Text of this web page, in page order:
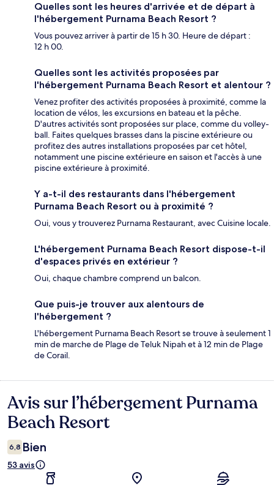
Quelles sont les heures d'arrivée et de départ à
l'hébergement Purnama Beach Resort ?
Vous pouvez arriver à partir de 15 h 30. Heure de départ :
12 h 00.
Quelles sont les activités proposées par
l'hébergement Purnama Beach Resort et alentour ?
Venez profiter des activités proposées à proximité, comme la
location de vélos, les excursions en bateau et la pêche.
D'autres activités sont proposées sur place, comme du volley-
ball. Faites quelques brasses dans la piscine extérieure ou
profitez des autres installations proposées par cet hôtel,
notamment une piscine extérieure en saison et l'accès à une
piscine extérieure à proximité.
Y a-t-il des restaurants dans l'hébergement
Purnama Beach Resort ou à proximité ?
Oui, vous y trouverez Purnama Restaurant, avec Cuisine locale.
L'hébergement Purnama Beach Resort dispose-t-il
d'espaces privés en extérieur ?
Oui, chaque chambre comprend un balcon.
Que puis-je trouver aux alentours de
l'hébergement ?
L'hébergement Purnama Beach Resort se trouve à seulement 1
min de marche de Plage de Teluk Nipah et à 12 min de Plage
de Corail.
Avis
Avis sur l’hébergement Purnama
Beach Resort
6,8 Bien
53 avis